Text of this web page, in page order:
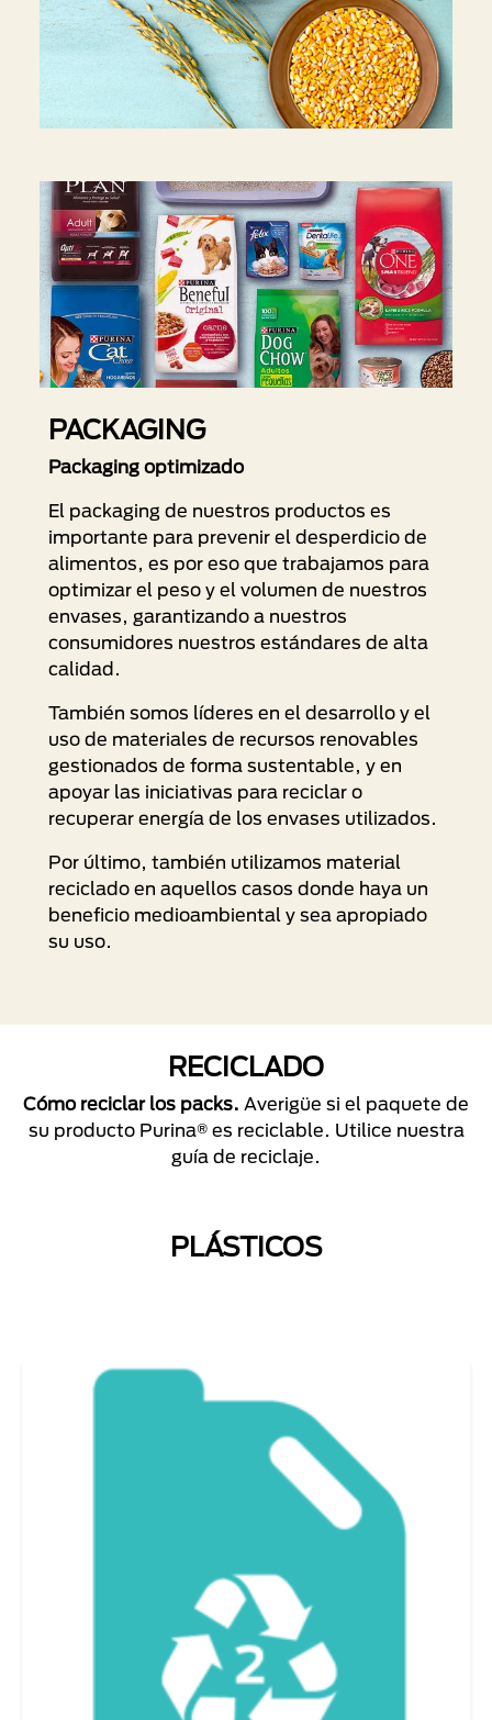
PACKAGING
Packaging optimizado
El packaging de nuestros productos es
importante para prevenir el desperdicio de
alimentos, es por eso que trabajamos para
optimizar el peso y el volumen de nuestros
envases, garantizando a nuestros
consumidores nuestros estándares de alta
calidad.
También somos líderes en el desarrollo y el
uso de materiales de recursos renovables
gestionados de forma sustentable, y en
apoyar las iniciativas para reciclar o
recuperar energía de los envases utilizados.
Por último, también utilizamos material
reciclado en aquellos casos donde haya un
beneficio medioambiental y sea apropiado
su uso.
RECICLADO
Cómo reciclar los packs. Averigüe si el paquete de
su producto Purina® es reciclable. Utilice nuestra
guía de reciclaje.
PLÁSTICOS